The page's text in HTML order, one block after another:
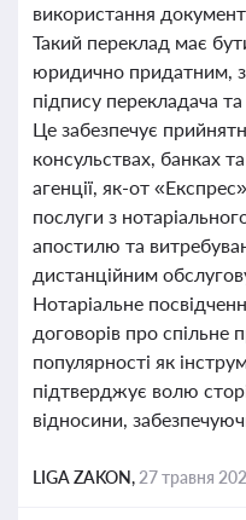
використання
Такий переклад має
юридично придатним, з
підпису перекладача
Це забезпечує
консульствах, банках
агенції, як-от
послуги з
апостилю та
дистанційним
Нотаріальне
договорів про
популярності як
підтверджує волю
відносини,
LIGA ZAKON, 27 травня